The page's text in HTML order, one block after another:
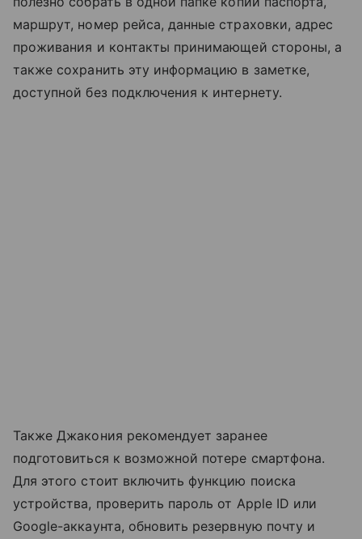
маршрут, номер рейса, данные страховки, адрес
проживания и контакты принимающей стороны, а
также сохранить эту информацию в заметке,
доступной без подключения к интернету.
Также Джакония рекомендует заранее
подготовиться к возможной потере смартфона.
Для этого стоит включить функцию поиска
устройства, проверить пароль от Apple ID или
Google-аккаунта, обновить резервную почту и